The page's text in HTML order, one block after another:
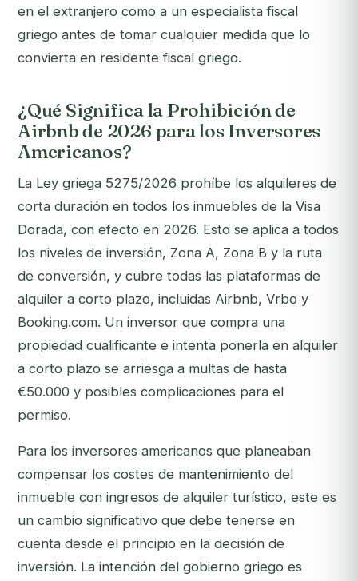
en el extranjero como a un especialista fiscal
griego antes de tomar cualquier medida que lo
convierta en residente fiscal griego.
¿Qué Significa la Prohibición de
Airbnb de 2026 para los Inversores
Americanos?
La Ley griega 5275/2026 prohíbe los alquileres de
corta duración en todos los inmuebles de la Visa
Dorada, con efecto en 2026. Esto se aplica a todos
los niveles de inversión, Zona A, Zona B y la ruta
de conversión, y cubre todas las plataformas de
alquiler a corto plazo, incluidas Airbnb, Vrbo y
Booking.com. Un inversor que compra una
propiedad cualificante e intenta ponerla en alquiler
a corto plazo se arriesga a multas de hasta
€50.000 y posibles complicaciones para el
permiso.
Para los inversores americanos que planeaban
compensar los costes de mantenimiento del
inmueble con ingresos de alquiler turístico, este es
un cambio significativo que debe tenerse en
cuenta desde el principio en la decisión de
inversión. La intención del gobierno griego es